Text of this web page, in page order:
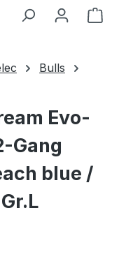
Bulls
Evo-
Gang
blue /